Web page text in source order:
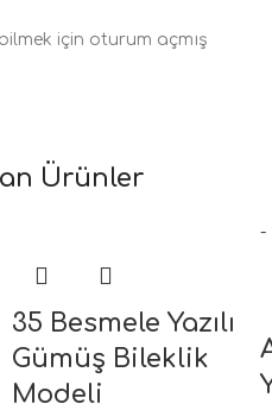
için oturum açmış
Ürünler
35 Besmele Yazılı
Gümüş Bileklik
Modeli
-